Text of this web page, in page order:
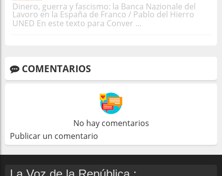
Dinero, guerra y fascismo: la Banca Nazionale del
Lavoro en la España de Franco / Pablo del Hierro
UNED En este texto para Conver ...
COMENTARIOS
No hay comentarios
Publicar un comentario